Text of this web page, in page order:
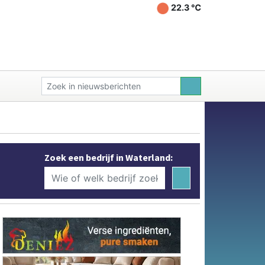
22.3 ℃
Zoek een bedrijf in Waterland: